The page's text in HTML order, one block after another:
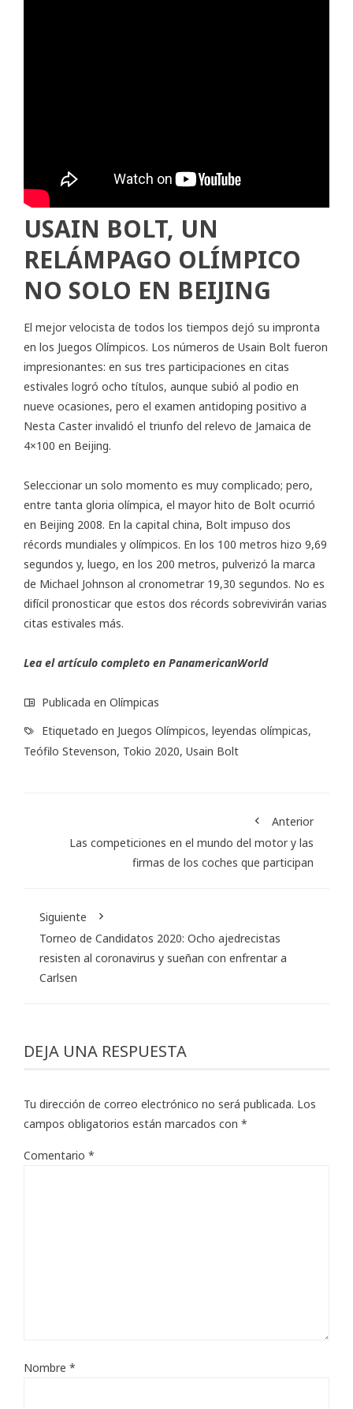
USAIN BOLT, UN
RELÁMPAGO OLÍMPICO
NO SOLO EN BEIJING
El mejor velocista de todos los tiempos dejó su impronta
en los Juegos Olímpicos. Los números de Usain Bolt fueron
impresionantes: en sus tres participaciones en citas
estivales logró ocho títulos, aunque subió al podio en
nueve ocasiones, pero el examen antidoping positivo a
Nesta Caster invalidó el triunfo del relevo de Jamaica de
4×100 en Beijing.
Seleccionar un solo momento es muy complicado; pero,
entre tanta gloria olímpica, el mayor hito de Bolt ocurrió
en Beijing 2008. En la capital china, Bolt impuso dos
récords mundiales y olímpicos. En los 100 metros hizo 9,69
segundos y, luego, en los 200 metros, pulverizó la marca
de Michael Johnson al cronometrar 19,30 segundos. No es
difícil pronosticar que estos dos récords sobrevivirán varias
citas estivales más.
Lea el artículo completo en PanamericanWorld
Publicada en Olímpicas
Etiquetado en Juegos Olímpicos, leyendas olímpicas,
Teófilo Stevenson, Tokio 2020, Usain Bolt
Anterior
Las competiciones en el mundo del motor y las
firmas de los coches que participan
Siguiente
Torneo de Candidatos 2020: Ocho ajedrecistas
resisten al coronavirus y sueñan con enfrentar a
Carlsen
DEJA UNA RESPUESTA
Tu dirección de correo electrónico no será publicada. Los
campos obligatorios están marcados con *
Comentario *
Nombre *